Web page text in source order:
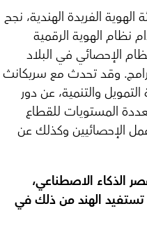
الفريدة الهندية، نجح
الهوية الرقمية
الإحصائي في البلاد
وقد تحدث مع سريكانث
والتنمية، عن دور
المستويات للقطاع
الإحصائيين وكذلك عن
الذكاء الاصطناعي،
الهند من ذلك في